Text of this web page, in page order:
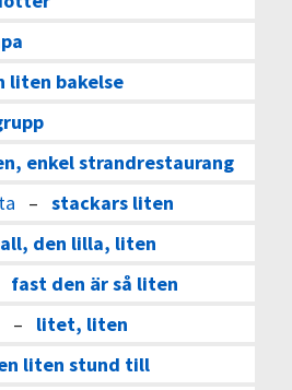
liten bakelse
enkel strandrestaurang
– stackars liten
den lilla, liten
fast den är så liten
– litet, liten
liten stund till